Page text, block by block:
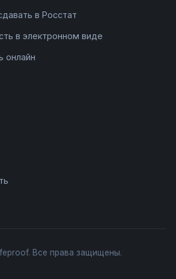
в Росстат
в электронном виде
онлайн
Все права защищены.